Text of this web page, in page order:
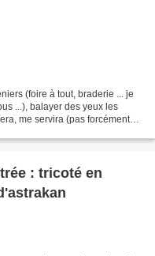
(foire à tout, braderie ... je
...), balayer des yeux les
me servira (pas forcément
: tricoté en